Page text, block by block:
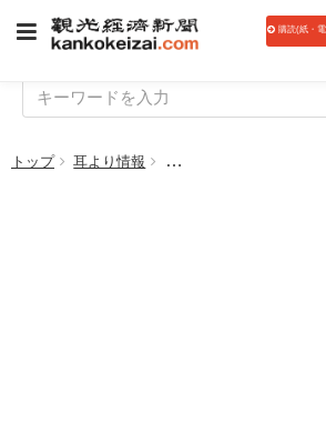
購読(紙・
トップ 耳より情報 客室に！ ライオンハイ